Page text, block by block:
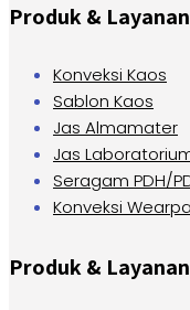
Produk & Layanan
Konveksi Kaos
Sablon Kaos
Jas Almamater
Jas
Seragam PDH/
Konveksi
Produk & Layanan